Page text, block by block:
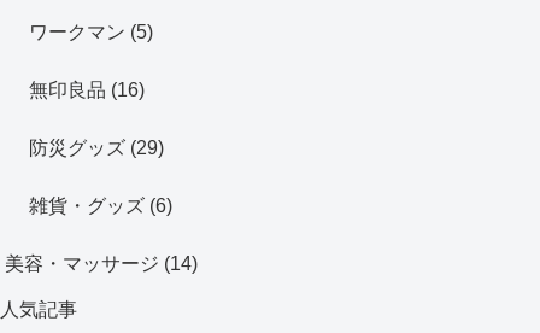
ワークマン (5)
無印良品 (16)
防災グッズ (29)
雑貨・グッズ (6)
美容・マッサージ (14)
人気記事